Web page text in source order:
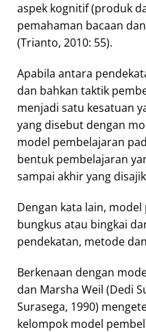
aspek kognitif (produk
pemahaman bacaan
(Trianto, 2010: 55).
Apabila antara
dan bahkan taktik
menjadi satu kesatuan
yang disebut dengan
model pembelajaran
bentuk pembelajaran
sampai akhir yang
Dengan kata lain,
bungkus atau bingkai
pendekatan, metode
Berkenaan dengan
dan Marsha Weil (Dedi
Surasega, 1990)
kelompok model